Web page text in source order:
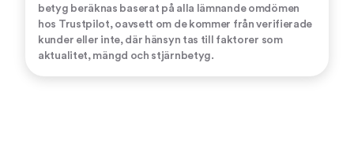
betyg beräknas baserat på alla lämnande omdömen
hos Trustpilot, oavsett om de kommer från verifierade
kunder eller inte, där hänsyn tas till faktorer som
aktualitet, mängd och stjärnbetyg.